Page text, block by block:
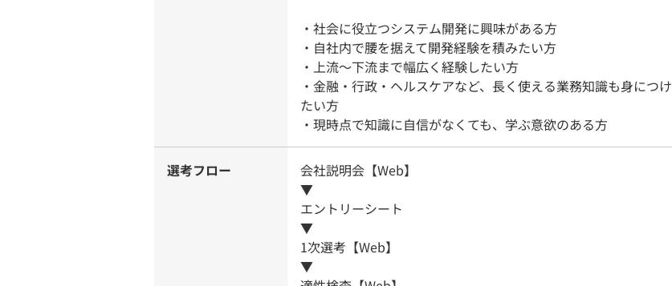
・社会に役立つシステム開発に興味がある方
・自社内で腰を据えて開発経験を積みたい方
・上流〜下流まで幅広く経験したい方
・金融・行政・ヘルスケアなど、長く使える業務知識も身につけ
たい方
・現時点で知識に自信がなくても、学ぶ意欲のある方
選考フロー
会社説明会【Web】
▼
エントリーシート
▼
1次選考【Web】
▼